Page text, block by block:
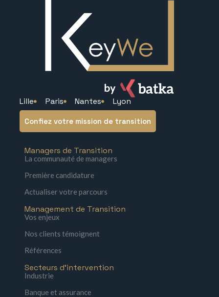
Lille Paris Nantes Lyon
Confiez votre mission de transition
Managers de Transition
La communauté de managers
Première candidature
Actualiser votre parcours
Management de Transition
Vos enjeux
Nos clients témoignent
Références
Secteurs d'intervention
Industrie
Banque et assurance